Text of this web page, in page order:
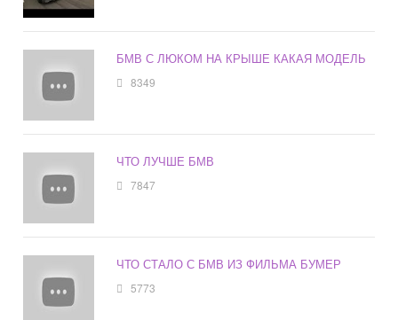
БМВ С ЛЮКОМ НА КРЫШЕ КАКАЯ МОДЕЛЬ
8349
ЧТО ЛУЧШЕ БМВ
7847
ЧТО СТАЛО С БМВ ИЗ ФИЛЬМА БУМЕР
5773